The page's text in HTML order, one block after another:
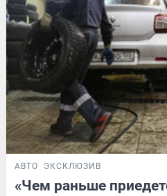
АВТО ЭКСКЛЮЗИВ
«Чем раньше